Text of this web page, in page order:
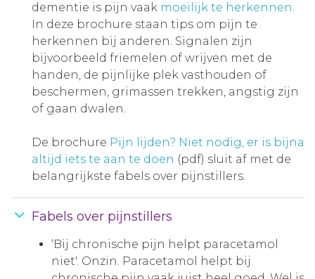
dementie is pijn vaak moeilijk te herkennen.
In deze brochure staan tips om pijn te
herkennen bij anderen. Signalen zijn
bijvoorbeeld friemelen of wrijven met de
handen, de pijnlijke plek vasthouden of
beschermen, grimassen trekken, angstig zijn
of gaan dwalen.
De brochure Pijn lijden? Niet nodig, er is bijna
altijd iets te aan te doen (pdf) sluit af met de
belangrijkste fabels over pijnstillers.
Fabels over pijnstillers
‘Bij chronische pijn helpt paracetamol
niet'. Onzin. Paracetamol helpt bij